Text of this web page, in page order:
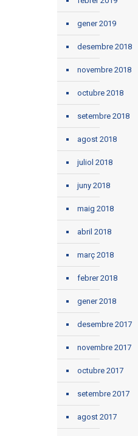
gener 2019
desembre 2018
novembre 2018
octubre 2018
setembre 2018
agost 2018
juliol 2018
juny 2018
maig 2018
abril 2018
març 2018
febrer 2018
gener 2018
desembre 2017
novembre 2017
octubre 2017
setembre 2017
agost 2017